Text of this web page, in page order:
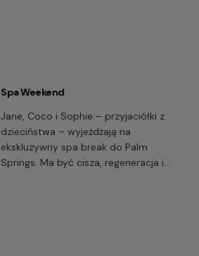
Spa Weekend
Jane, Coco i Sophie – przyjaciółki z
dzieciństwa – wyjeżdżają na
ekskluzywny spa break do Palm
Springs. Ma być cisza, regeneracja i